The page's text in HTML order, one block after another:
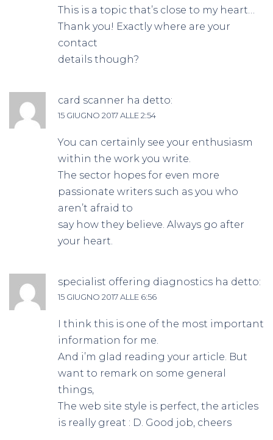
This is a topic that’s close to my heart…
Thank you! Exactly where are your
contact
details though?
card scanner ha detto:
15 GIUGNO 2017 ALLE 2:54
You can certainly see your enthusiasm
within the work you write.
The sector hopes for even more
passionate writers such as you who
aren’t afraid to
say how they believe. Always go after
your heart.
specialist offering diagnostics ha detto:
15 GIUGNO 2017 ALLE 6:56
I think this is one of the most important
information for me.
And i’m glad reading your article. But
want to remark on some general
things,
The web site style is perfect, the articles
is really great : D. Good job, cheers